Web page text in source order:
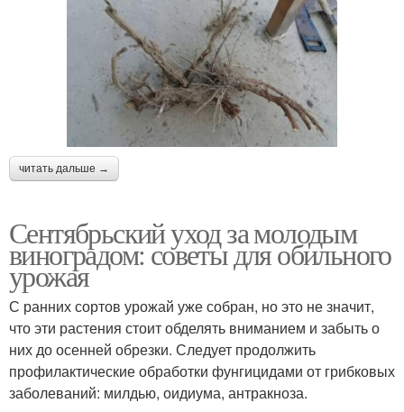
читать дальше →
Сентябрьский уход за молодым
виноградом: советы для обильного
урожая
С ранних сортов урожай уже собран, но это не значит,
что эти растения стоит обделять вниманием и забыть о
них до осенней обрезки. Следует продолжить
профилактические обработки фунгицидами от грибковых
заболеваний: милдью, оидиума, антракноза.